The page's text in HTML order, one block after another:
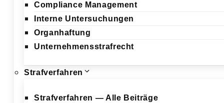
Compliance Management
Interne Untersuchungen
Organhaftung
Unternehmensstrafrecht
Strafverfahren
Strafverfahren — Alle Beiträge